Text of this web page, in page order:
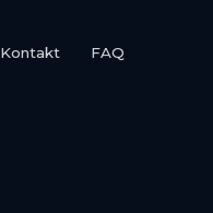
Kontakt FAQ